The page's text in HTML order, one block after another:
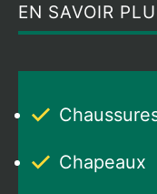
EN SAVOIR
Chapeaux